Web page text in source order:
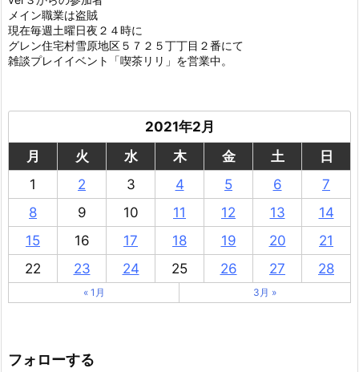
メイン職業は盗賊
現在毎週土曜日夜２４時に
グレン住宅村雪原地区５７２５丁丁目２番にて
雑談プレイイベント「喫茶リリ」を営業中。
2021年2月
月
火 水 木 金 土
日
1
2 3 4 5 6
7
8
9 10 11 12 13
14
15
16 17 18 19 20
21
22
23 24 25 26 27 28
« 1月 3月 »
フォローする